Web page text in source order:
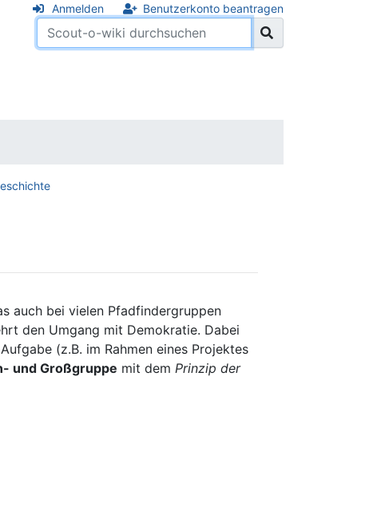
Anmelden Benutzerkonto beantragen
auch bei vielen Pfadfindergruppen
den Umgang mit Demokratie. Dabei
(z.B. im Rahmen eines Projektes
und Großgruppe mit dem Prinzip der